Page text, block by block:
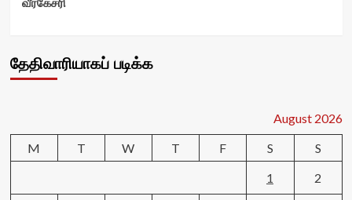
தேதிவாரியாகப் படிக்க
August 2026
M
T W T F S
S
1
2